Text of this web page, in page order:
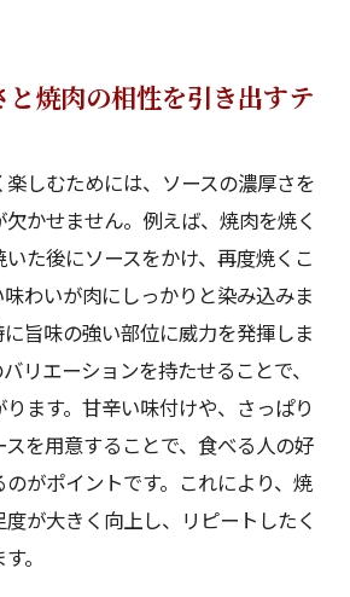
と焼肉の相性を引き出すテ
しむためには、ソースの濃厚さを
かせません。例えば、焼肉を焼く
た後にソースをかけ、再度焼くこ
わいが肉にしっかりと染み込みま
旨味の強い部位に威力を発揮しま
リエーションを持たせることで、
ます。甘辛い味付けや、さっぱり
を用意することで、食べる人の好
がポイントです。これにより、焼
が大きく向上し、リピートしたく
。